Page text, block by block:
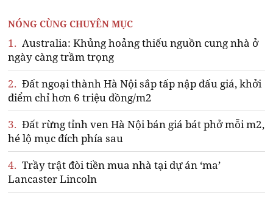
NÓNG CÙNG CHUYÊN MỤC
1. Australia: Khủng hoảng thiếu nguồn cung nhà ở
ngày càng trầm trọng
2. Đất ngoại thành Hà Nội sắp tấp nập đấu giá, khởi
điểm chỉ hơn 6 triệu đồng/m2
3. Đất rừng tỉnh ven Hà Nội bán giá bát phở mỗi m2,
hé lộ mục đích phía sau
4. Trầy trật đòi tiền mua nhà tại dự án ‘ma’
Lancaster Lincoln